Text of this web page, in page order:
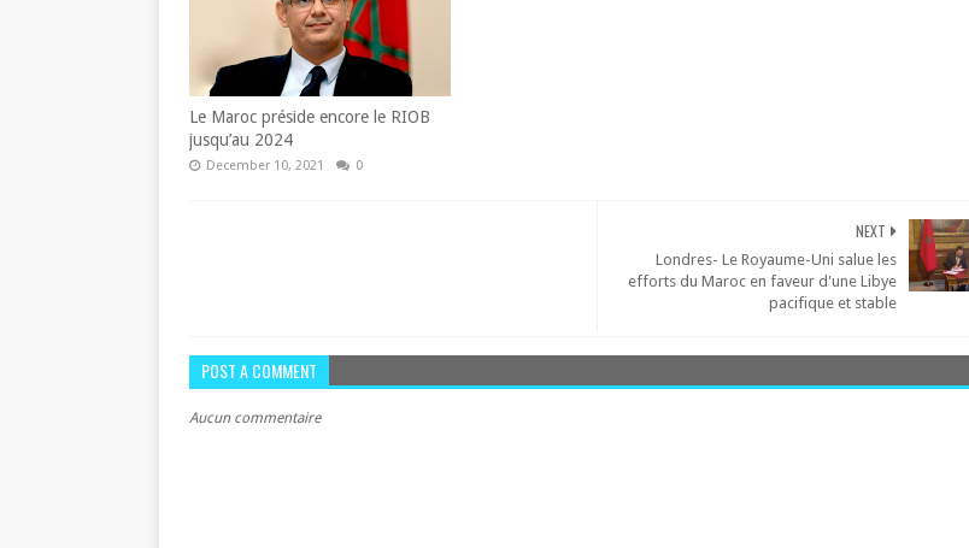
Le Maroc préside encore le RIOB
jusqu’au 2024
December 10, 2021 0
NEXT
Londres- Le Royaume-Uni salue les
efforts du Maroc en faveur d'une Libye
pacifique et stable
POST A COMMENT
Aucun commentaire